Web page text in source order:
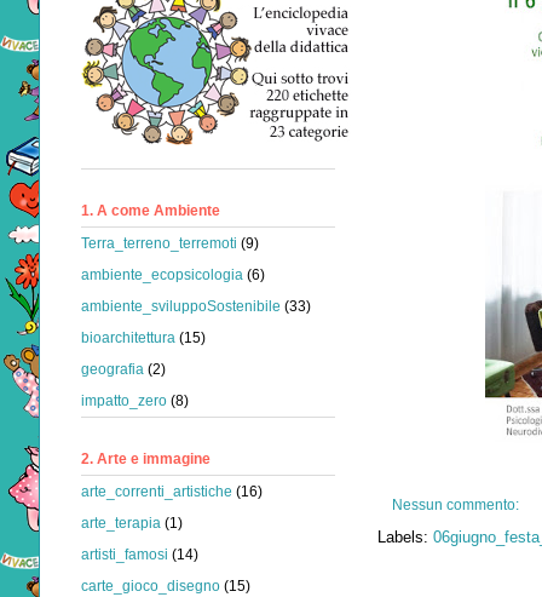
Nessun commento:
Labels:
1. A come Ambiente
Terra_terreno_terremoti (9)
ambiente_ecopsicologia (6)
ambiente_sviluppoSostenibile (33)
bioarchitettura (15)
geografia (2)
impatto_zero (8)
2. Arte e immagine
arte_correnti_artistiche (16)
arte_terapia (1)
artisti_famosi (14)
carte_gioco_disegno (15)